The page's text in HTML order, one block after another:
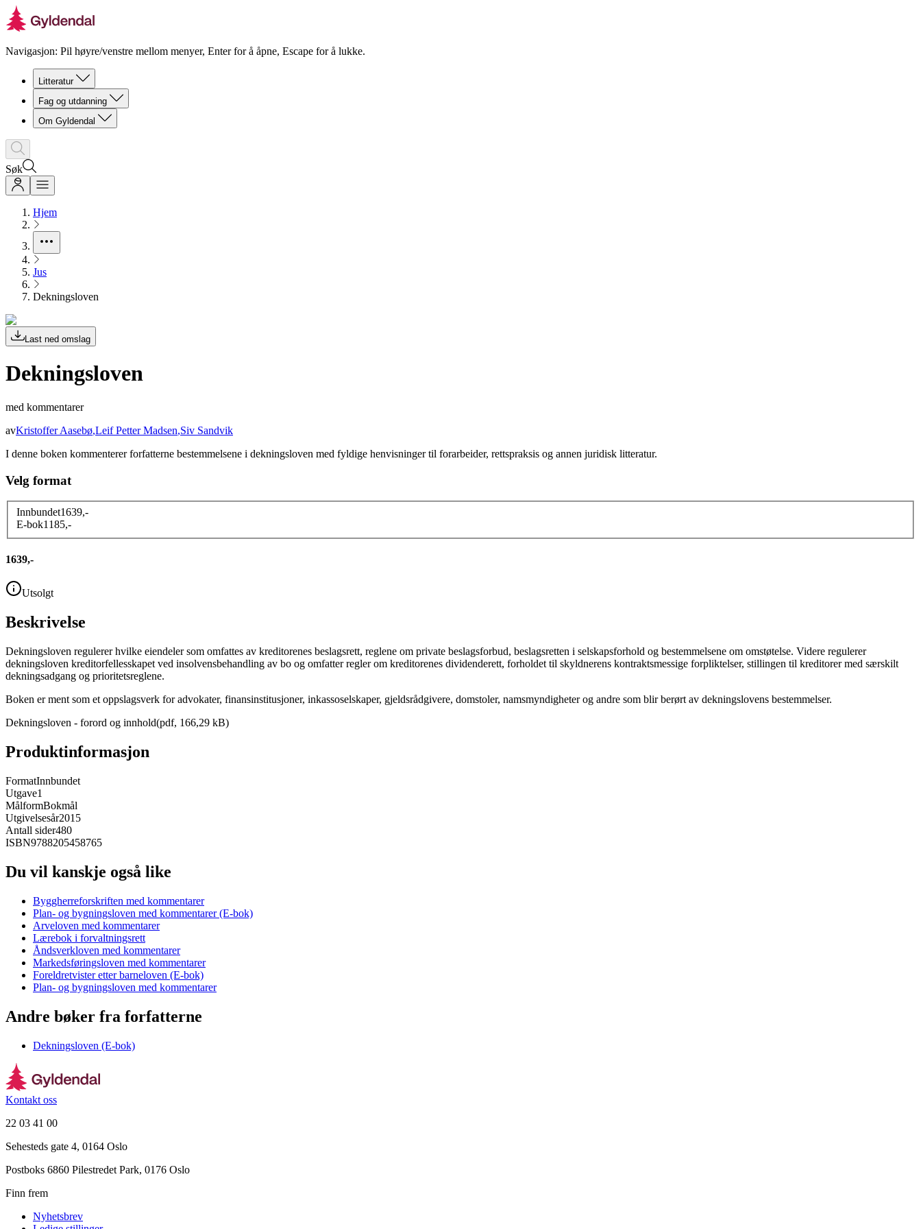
Navigasjon: Pil høyre/venstre mellom menyer, Enter for å åpne, Escape for å lukke.
Litteratur
Fag og utdanning
Om Gyldendal
Søk
Hjem
Jus
Dekningsloven
Last ned omslag
Dekningsloven
med kommentarer
avKristoffer Aasebø,Leif Petter Madsen,Siv Sandvik
I denne boken kommenterer forfatterne bestemmelsene i dekningsloven med fyldige henvisninger til forarbeider, rettspraksis og annen juridisk litteratur.
Velg format
Innbundet1639,-
E-bok1185,-
1639,-
Utsolgt
Beskrivelse
Dekningsloven regulerer hvilke eiendeler som omfattes av kreditorenes beslagsrett, reglene om private beslagsforbud, beslagsretten i selskapsforhold og bestemmelsene om omstøtelse. Videre regulerer
dekningsloven kreditorfellesskapet ved insolvensbehandling av bo og omfatter regler om kreditorenes dividenderett, forholdet til skyldnerens kontraktsmessige forpliktelser, stillingen til kreditorer med særskilt
dekningsadgang og prioritetsreglene.
Boken er ment som et oppslagsverk for advokater, finansinstitusjoner, inkassoselskaper, gjeldsrådgivere, domstoler, namsmyndigheter og andre som blir berørt av dekningslovens bestemmelser.
Dekningsloven - forord og innhold(pdf, 166,29 kB)
Produktinformasjon
FormatInnbundet
Utgave1
MålformBokmål
Utgivelsesår2015
Antall sider480
ISBN9788205458765
Du vil kanskje også like
Byggherreforskriften med kommentarer
Plan- og bygningsloven med kommentarer (E-bok)
Arveloven med kommentarer
Lærebok i forvaltningsrett
Åndsverkloven med kommentarer
Markedsføringsloven med kommentarer
Foreldretvister etter barneloven (E-bok)
Plan- og bygningsloven med kommentarer
Andre bøker fra forfatterne
Dekningsloven (E-bok)
Kontakt oss
22 03 41 00
Sehesteds gate 4, 0164 Oslo
Postboks 6860 Pilestredet Park, 0176 Oslo
Finn frem
Nyhetsbrev